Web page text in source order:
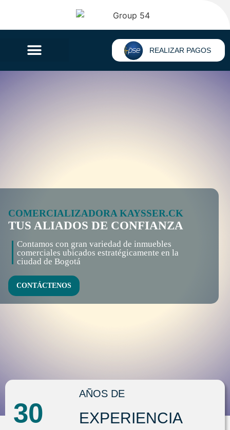
REALIZAR PAGOS
COMERCIALIZADORA KAYSSER.CK
TUS ALIADOS DE CONFIANZA
Contamos con gran variedad de inmuebles
comerciales ubicados estratégicamente en la
ciudad de Bogotá
CONTÁCTENOS
30
AÑOS DE
EXPERIENCIA